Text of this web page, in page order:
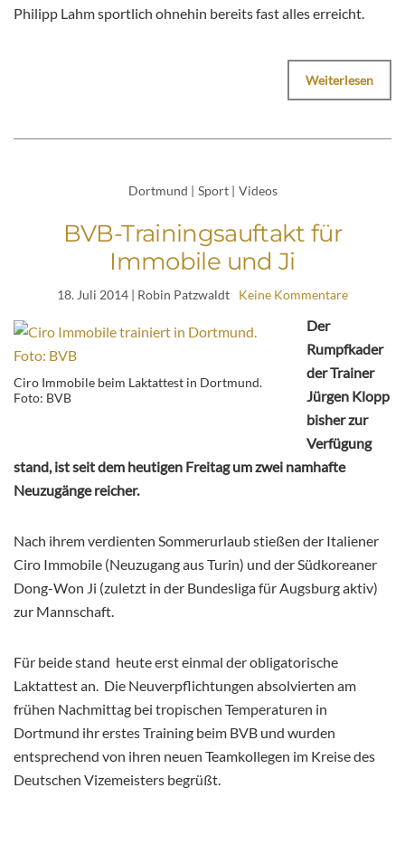
Philipp Lahm sportlich ohnehin bereits fast alles erreicht.
Weiterlesen
Dortmund | Sport | Videos
BVB-Trainingsauftakt für
Immobile und Ji
18. Juli 2014 | Robin Patzwaldt Keine Kommentare
Ciro Immobile beim Laktattest in Dortmund.
Foto: BVB
Der
Rumpfkader
der Trainer
Jürgen Klopp
bisher zur
Verfügung
stand, ist seit dem heutigen Freitag um zwei namhafte
Neuzugänge reicher.
Nach ihrem verdienten Sommerurlaub stießen der Italiener
Ciro Immobile (Neuzugang aus Turin) und der Südkoreaner
Dong-Won Ji (zuletzt in der Bundesliga für Augsburg aktiv)
zur Mannschaft.
Für beide stand heute erst einmal der obligatorische
Laktattest an. Die Neuverpflichtungen absolvierten am
frühen Nachmittag bei tropischen Temperaturen in
Dortmund ihr erstes Training beim BVB und wurden
entsprechend von ihren neuen Teamkollegen im Kreise des
Deutschen Vizemeisters begrüßt.